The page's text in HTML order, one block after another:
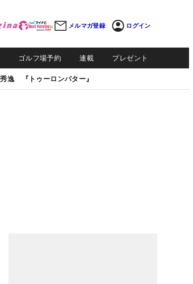
メルマガ登録 ログイン
ゴルフ場予約 連載 プレゼント
逸 『トゥーロンパター』